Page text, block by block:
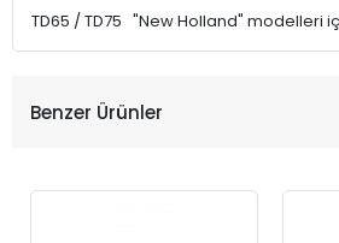
TD65 / TD75 "New Holland" modelleri
Benzer Ürünler